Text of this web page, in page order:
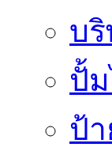
บ
ปั้
ป้า